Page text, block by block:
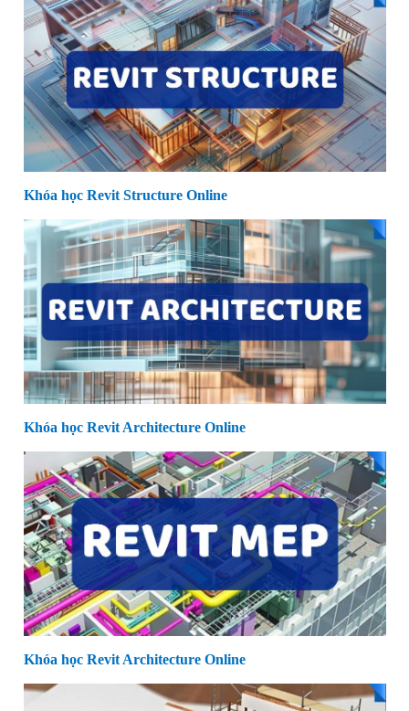
Khóa học Revit Structure Online
Khóa học Revit Architecture Online
Khóa học Revit Architecture Online